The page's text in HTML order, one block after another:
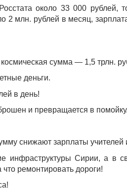
около 33 000 рублей,
млн. рублей в месяц,
сумма — 1,5 трлн.
деньги.
в день!
и превращается в
снижают зарплаты учителей
инфраструктуры Сирии, а в
ремонтировать дороги!